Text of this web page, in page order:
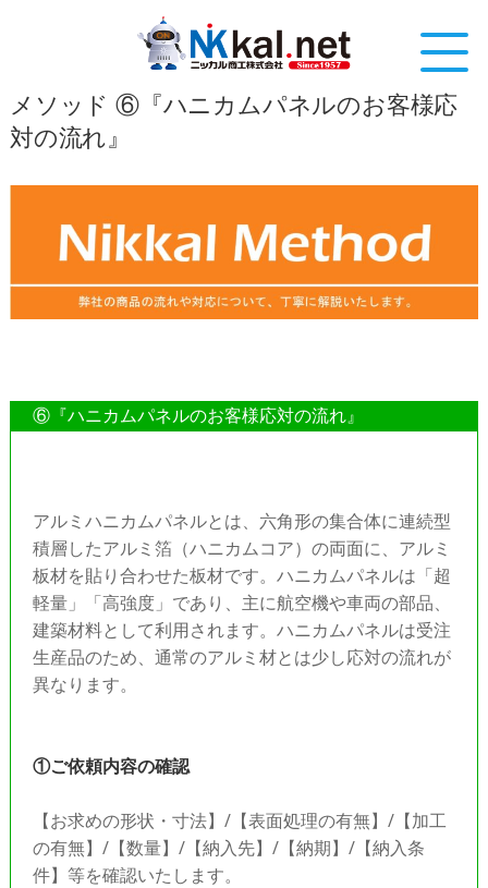
メソッド ⑥『ハニカムパネルのお客様応
対の流れ』
⑥『ハニカムパネルのお客様応対の流れ』
アルミハニカムパネルとは、六角形の集合体に連続型
積層したアルミ箔（ハニカムコア）の両面に、アルミ
板材を貼り合わせた板材です。ハニカムパネルは「超
軽量」「高強度」であり、主に航空機や車両の部品、
建築材料として利用されます。ハニカムパネルは受注
生産品のため、通常のアルミ材とは少し応対の流れが
異なります。
①ご依頼内容の確認
【お求めの形状・寸法】/【表面処理の有無】/【加工
の有無】/【数量】/【納入先】/【納期】/【納入条
件】等を確認いたします。